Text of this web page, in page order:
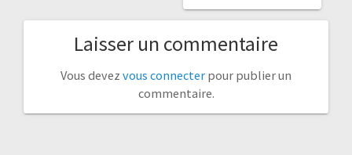
Laisser un commentaire
Vous devez vous connecter pour publier un
commentaire.